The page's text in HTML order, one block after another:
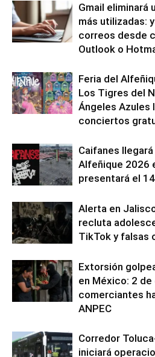
Gmail eliminará
más utilizadas:
correos desde
Outlook o
Feria del
Los Tigres del
Ángeles Azules
conciertos
Caifanes
Alfeñique 2026
presentará el
Alerta en
recluta
TikTok y falsas
Extorsión
en México: 2 de
comerciantes
ANPEC
Corredor
iniciará